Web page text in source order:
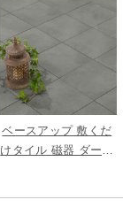
ベースアップ 敷くだ
けタイル 磁器 ダーク